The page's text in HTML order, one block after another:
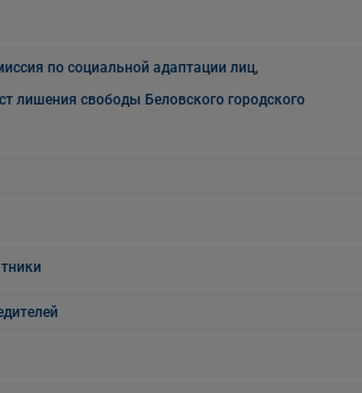
по социальной адаптации лиц,
лишения свободы Беловского городского